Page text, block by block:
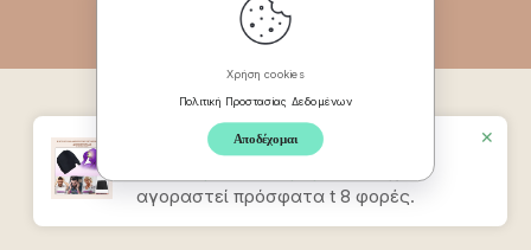
Χρήση cookies
Πολιτική Προστασίας Δεδομένων
Αποδέχομαι
Καπέλο Ανακούφισης
αγοραστεί πρόσφατα t 8 φορές.
✕